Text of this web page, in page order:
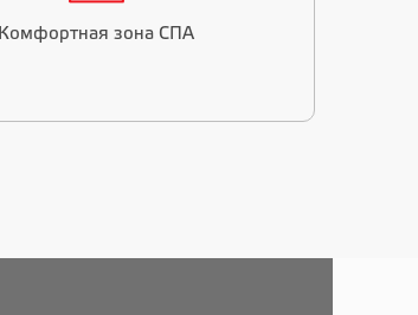
Комфортная зона СПА